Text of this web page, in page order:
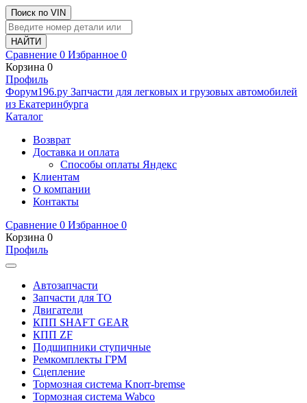
Поиск по VIN
Сравнение 0 Избранное 0
Корзина 0
Профиль
Фoрум196.ру Запчасти для легковых и грузовых автомобилей
из Екатеринбурга
Каталог
Возврат
Доставка и оплата
Способы оплаты Яндекс
Клиентам
О компании
Контакты
Сравнение 0 Избранное 0
Корзина 0
Профиль
Автозапчасти
Запчасти для ТО
Двигатели
КПП SHAFT GEAR
КПП ZF
Подшипники ступичные
Ремкомплекты ГРМ
Сцепление
Тормозная система Knorr-bremse
Тормозная система Wabco